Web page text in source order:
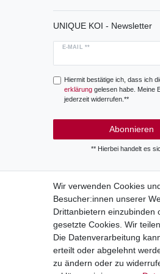
UNIQUE KOI - Newsletter
E-MAIL **
Hiermit bestätige ich, dass ich
erklärunggelesen habe. Meine
jederzeit widerrufen.**
Abonnieren
** Hierbei handelt es
Wir verwenden Cookies
Besucher:innen unserer
Drittanbietern einzubinden
gesetzte Cookies. Wir
Die Datenverarbeitung
erteilt oder abgelehnt
zu ändern oder zu